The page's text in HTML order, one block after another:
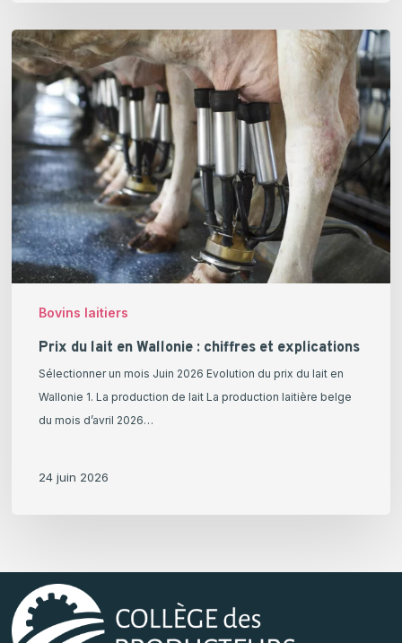
Bovins laitiers
Prix
du
lait
en
Wallonie
chiffres
et
explications
Prix du lait en Wallonie : chiffres et explications
Sélectionner un mois Juin 2026 Evolution du prix du lait en
Wallonie 1. La production de lait La production laitière belge
du mois d’avril 2026…
24 juin 2026